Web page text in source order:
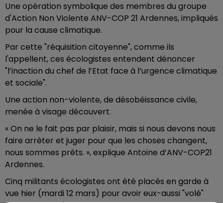
Une opération symbolique des membres du groupe
d'Action Non Violente ANV-COP 21 Ardennes, impliqués
pour la cause climatique.
Par cette "réquisition citoyenne", comme ils
l'appellent, ces écologistes entendent dénoncer
"l’inaction du chef de l’Etat face à l’urgence climatique
et sociale".
Une action non-violente, de désobéissance civile,
menée à visage découvert.
« On ne le fait pas par plaisir, mais si nous devons nous
faire arrêter et juger pour que les choses changent,
nous sommes prêts. », explique Antoine d‘ANV-COP21
Ardennes.
Cinq militants écologistes ont été placés en garde à
vue hier (mardi 12 mars) pour avoir eux-aussi "volé"